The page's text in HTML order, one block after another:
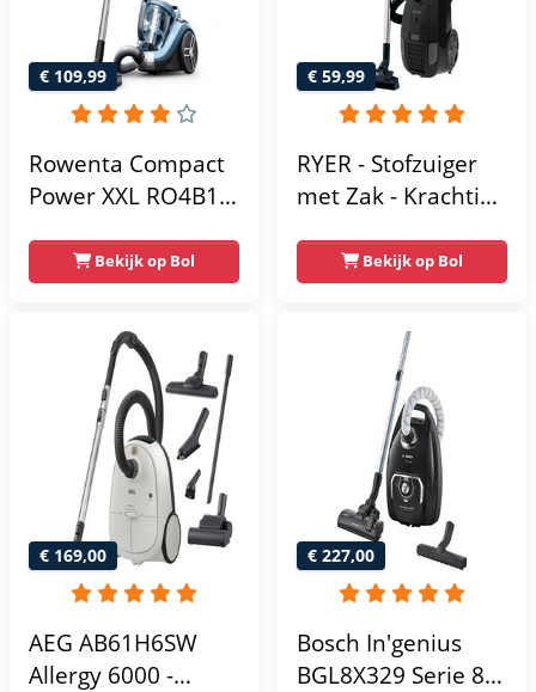
€ 109,99
Rowenta Compact
Power XXL RO4B11
Zonder Zak -
Compact -
Krachtige
Zuigkracht -
Eenvoudig in
Gebruik
Bekijk op Bol
€ 59,99
RYER - Stofzuiger
met Zak - Krachtig
Actieradius - HEPA -
Drie Mondstukken
- Vacuum Cleaner -
MotionPro Serie
Bekijk op Bol
€ 169,00
AEG AB61H6SW
Allergy 6000 -
€ 227,00
Bosch In'genius
BGL8X329 Serie 8 -